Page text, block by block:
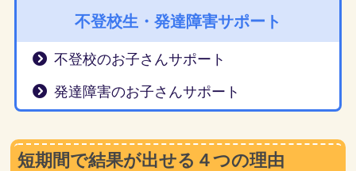
不登校生・発達障害サポート
不登校のお子さんサポート
発達障害のお子さんサポート
短期間で結果が出せる４つの理由